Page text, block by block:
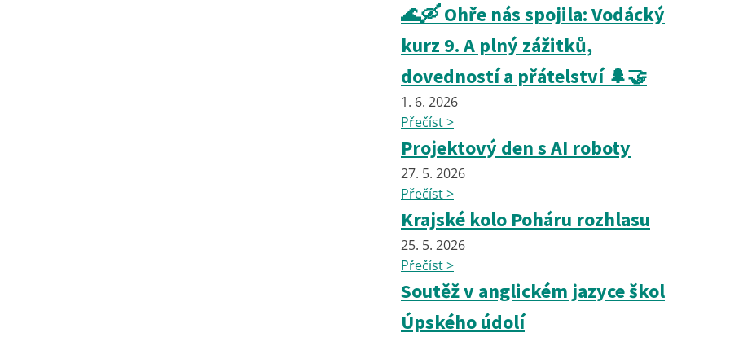
🌊🛶 Ohře nás spojila: Vodácký
kurz 9. A plný zážitků,
dovedností a přátelství 🌲🤝
1. 6. 2026
Přečíst >
Projektový den s AI roboty
27. 5. 2026
Přečíst >
Krajské kolo Poháru rozhlasu
25. 5. 2026
Přečíst >
Soutěž v anglickém jazyce škol
Úpského údolí